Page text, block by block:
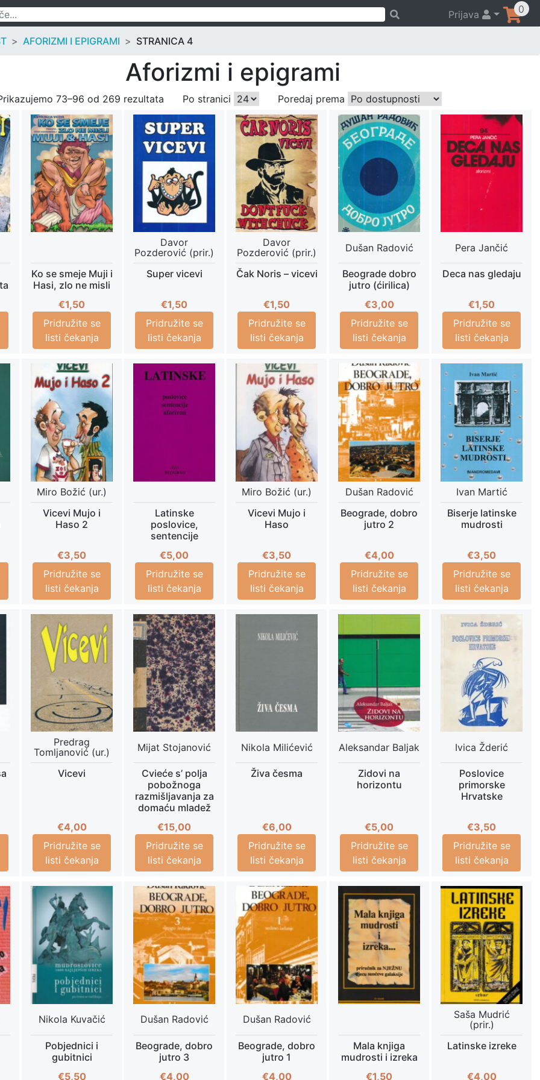
Prijava 0
AFORIZMI I EPIGRAMI STRANICA 4
Aforizmi i epigrami
73–96 od 269 rezultata Po stranici Poredaj prema
Ko se smeje Muji i
Hasi, zlo ne misli
€1,50
Pridružite se
listi čekanja
Davor
Pozderović (prir.)
Super vicevi
€1,50
Pridružite se
listi čekanja
Davor
Pozderović (prir.)
Čak Noris – vicevi
€1,50
Pridružite se
listi čekanja
Dušan Radović
Beograde dobro
jutro (ćirilica)
€3,00
Pridružite se
listi čekanja
Pera Jančić
Deca nas gledaju
€1,50
Pridružite se
listi čekanja
Miro Božić (ur.)
Vicevi Mujo i
Haso 2
€3,50
Pridružite se
listi čekanja
Latinske
poslovice,
sentencije
€5,00
Pridružite se
listi čekanja
Miro Božić (ur.)
Vicevi Mujo i
Haso
€3,50
Pridružite se
listi čekanja
Dušan Radović
Beograde, dobro
jutro 2
€4,00
Pridružite se
listi čekanja
Ivan Martić
Biserje latinske
mudrosti
€3,50
Pridružite se
listi čekanja
Predrag
Tomljanović (ur.)
Vicevi
€4,00
Pridružite se
listi čekanja
Mijat Stojanović
Cvieće s’ polja
pobožnoga
razmišljavanja za
domaću mladež
€15,00
Pridružite se
listi čekanja
Nikola Milićević
Živa česma
€6,00
Pridružite se
listi čekanja
Aleksandar Baljak
Zidovi na
horizontu
€5,00
Pridružite se
listi čekanja
Ivica Žderić
Poslovice
primorske
Hrvatske
€3,50
Pridružite se
listi čekanja
Nikola Kuvačić
Pobjednici i
gubitnici
€5,50
Dušan Radović
Beograde, dobro
jutro 3
€4,00
Dušan Radović
Beograde, dobro
jutro 1
€4,00
Mala knjiga
mudrosti i izreka
€1,50
Saša Mudrić
(prir.)
Latinske izreke
€4,00